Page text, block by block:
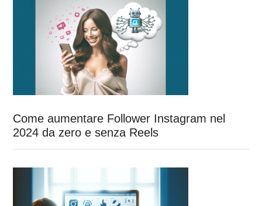
Come aumentare Follower Instagram nel
2024 da zero e senza Reels